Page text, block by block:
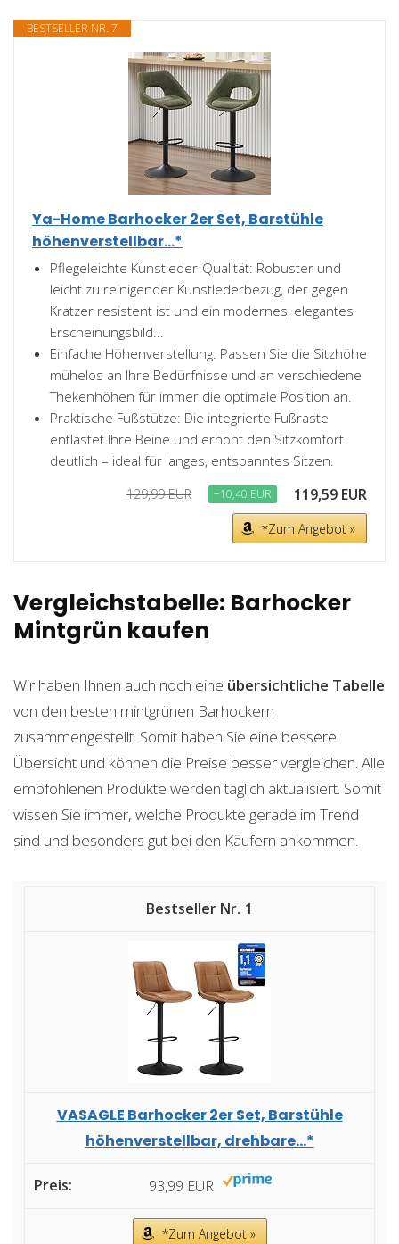
BESTSELLER NR. 7
Ya-Home Barhocker 2er Set, Barstühle
höhenverstellbar...*
Pflegeleichte Kunstleder-Qualität: Robuster und
leicht zu reinigender Kunstlederbezug, der gegen
Kratzer resistent ist und ein modernes, elegantes
Erscheinungsbild...
Einfache Höhenverstellung: Passen Sie die Sitzhöhe
mühelos an Ihre Bedürfnisse und an verschiedene
Thekenhöhen für immer die optimale Position an.
Praktische Fußstütze: Die integrierte Fußraste
entlastet Ihre Beine und erhöht den Sitzkomfort
deutlich – ideal für langes, entspanntes Sitzen.
129,99 EUR −10,40 EUR 119,59 EUR
*Zum Angebot »
Vergleichstabelle: Barhocker
Mintgrün kaufen
Wir haben Ihnen auch noch eine übersichtliche Tabelle
von den besten mintgrünen Barhockern
zusammengestellt. Somit haben Sie eine bessere
Übersicht und können die Preise besser vergleichen. Alle
empfohlenen Produkte werden täglich aktualisiert. Somit
wissen Sie immer, welche Produkte gerade im Trend
sind und besonders gut bei den Käufern ankommen.
1
VASAGLE Barhocker 2er Set, Barstühle
höhenverstellbar, drehbare...*
93,99 EUR
*Zum Angebot »